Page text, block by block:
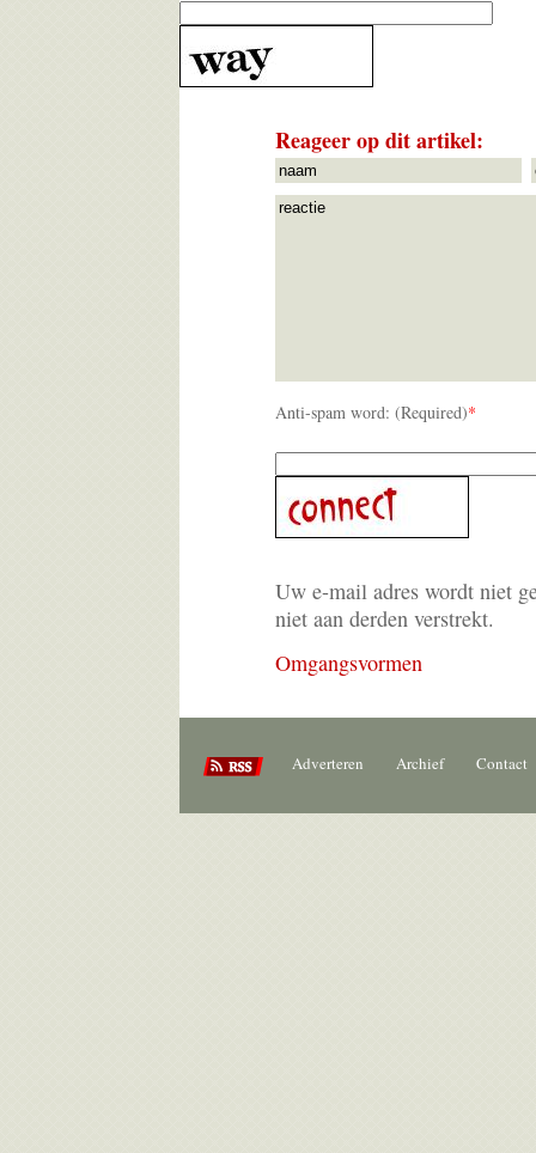
Reageer op dit artikel:
Anti-spam word: (Required)*
Uw e-mail adres wordt niet
niet aan derden verstrekt.
Omgangsvormen
Adverteren Archief Contact